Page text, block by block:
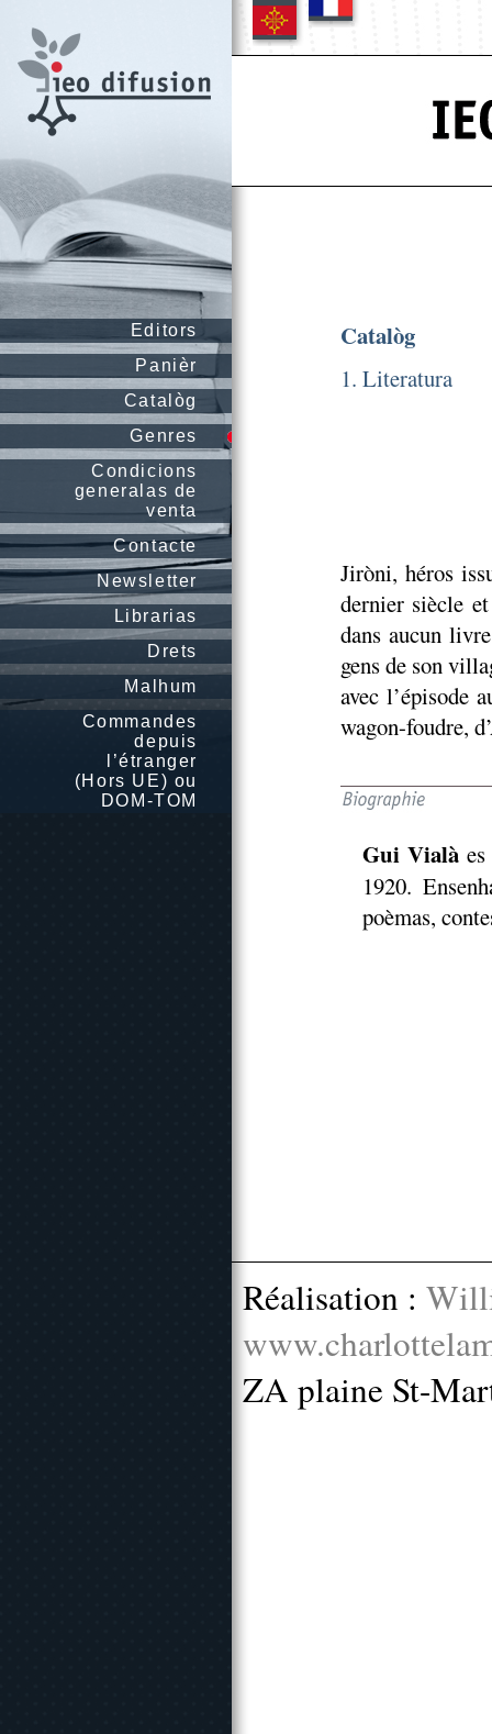
Editors
Panièr
Catalòg
Genres
Condicions
generalas de
venta
Contacte
Newsletter
Librarias
Drets
Malhum
Commandes
depuis
l’étranger
(Hors UE) ou
DOM-TOM
Catalòg
1. Literatura
Jiròni, héros
dernier siècle
dans aucun
gens de son
avec l’épisode
wagon-foudre,
Gui Vialàes
1920.
poèmas,
Réalisation :
ZA plaine St-